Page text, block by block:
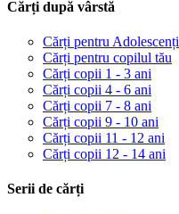
Cărți după vârstă
Cărți pentru Adolescenți
Cărți pentru copilul tău
Cărți copii 1 - 3 ani
Cărți copii 4 - 6 ani
Cărți copii 7 - 8 ani
Cărți copii 9 - 10 ani
Cărți copii 11 - 12 ani
Cărți copii 12 - 14 ani
Serii de cărți